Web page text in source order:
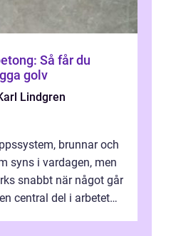
Så får du
golv
Lindgren
brunnar och
syns i vardagen, men
snabbt när något går
central del i arbetet